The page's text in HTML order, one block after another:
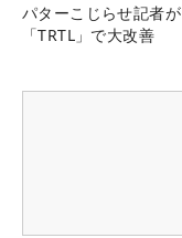
パターこじらせ記者が
「TRTL」で大改善